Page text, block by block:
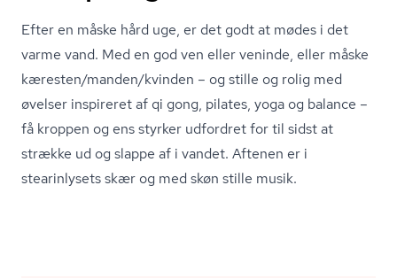
Efter en måske hård uge, er det godt at mødes i det
varme vand. Med en god ven eller veninde, eller måske
kæresten/manden/kvinden – og stille og rolig med
øvelser inspireret af qi gong, pilates, yoga og balance –
få kroppen og ens styrker udfordret for til sidst at
strække ud og slappe af i vandet. Aftenen er i
stearinlysets skær og med skøn stille musik.